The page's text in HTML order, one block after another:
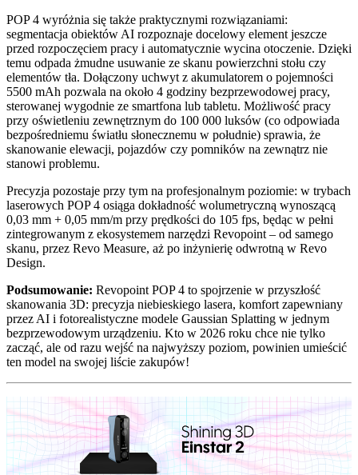
POP 4 wyróżnia się także praktycznymi rozwiązaniami:
segmentacja obiektów AI rozpoznaje docelowy element jeszcze
przed rozpoczęciem pracy i automatycznie wycina otoczenie. Dzięki
temu odpada żmudne usuwanie ze skanu powierzchni stołu czy
elementów tła. Dołączony uchwyt z akumulatorem o pojemności
5500 mAh pozwala na około 4 godziny bezprzewodowej pracy,
sterowanej wygodnie ze smartfona lub tabletu. Możliwość pracy
przy oświetleniu zewnętrznym do 100 000 luksów (co odpowiada
bezpośredniemu światłu słonecznemu w południe) sprawia, że
skanowanie elewacji, pojazdów czy pomników na zewnątrz nie
stanowi problemu.
Precyzja pozostaje przy tym na profesjonalnym poziomie: w trybach
laserowych POP 4 osiąga dokładność wolumetryczną wynoszącą
0,03 mm + 0,05 mm/m przy prędkości do 105 fps, będąc w pełni
zintegrowanym z ekosystemem narzędzi Revopoint – od samego
skanu, przez Revo Measure, aż po inżynierię odwrotną w Revo
Design.
Podsumowanie: Revopoint POP 4 to spojrzenie w przyszłość
skanowania 3D: precyzja niebieskiego lasera, komfort zapewniany
przez AI i fotorealistyczne modele Gaussian Splatting w jednym
bezprzewodowym urządzeniu. Kto w 2026 roku chce nie tylko
zacząć, ale od razu wejść na najwyższy poziom, powinien umieścić
ten model na swojej liście zakupów!